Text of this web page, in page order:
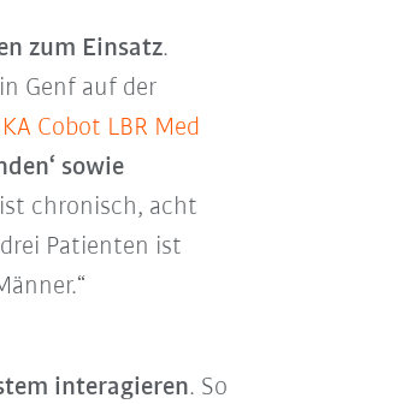
zum Einsatz.
Genf auf der
Cobot LBR Med
sowie
chronisch, acht
Patienten ist
interagieren. So